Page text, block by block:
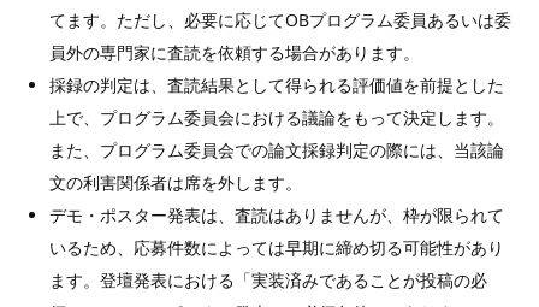
てます。ただし、必要に応じてOBプログラム委員あるいは委
員外の専門家に査読を依頼する場合があります。
採録の判定は、査読結果として得られる評価値を前提とした
上で、プログラム委員会における議論をもって決定します。
また、プログラム委員会での論文採録判定の際には、当該論
文の利害関係者は席を外します。
デモ・ポスター発表は、査読はありませんが、枠が限られて
いるため、応募件数によっては早期に締め切る可能性があり
ます。登壇発表における「実装済みであることが投稿の必